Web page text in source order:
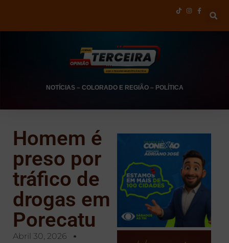
NOTÍCIAS– COLORADO E REGIÃO– POLÍTICA
Homem é
preso por
tráfico de
drogas em
Porecatu
Abril 30, 2026